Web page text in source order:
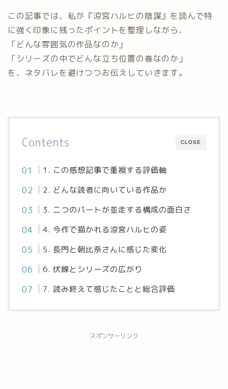
この記事では、私が『涼宮ハルヒの陰謀』を読んで特
に強く印象に残ったポイントを整理しながら、
「どんな雰囲気の作品なのか」
「シリーズの中でどんな立ち位置の巻なのか」
を、ネタバレを避けつつお伝えしていきます。
CLOSE
Contents
1. この感想記事で重視する評価軸
2. どんな読者に向いている作品か
3. 二つのパートが並走する構成の面白さ
4. 今作で描かれる涼宮ハルヒの姿
5. 長門と朝比奈さんに感じた変化
6. 伏線とシリーズの広がり
7. 読み終えて感じたことと総合評価
スポンサーリンク